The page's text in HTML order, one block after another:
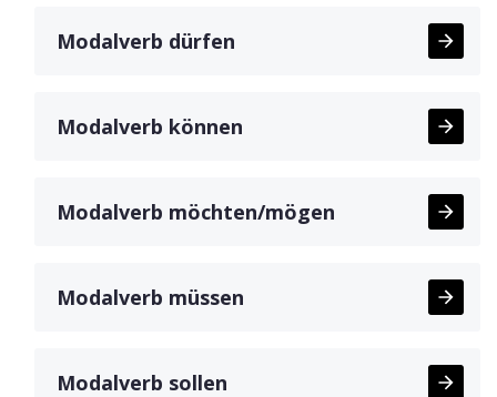
Modalverb dürfen
Modalverb können
Modalverb möchten/mögen
Modalverb müssen
Modalverb sollen